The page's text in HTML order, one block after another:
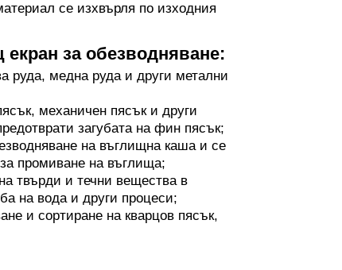
се изхвърля по изходния
за обезводняване:
руда, медна руда и други метални
механичен пясък и други
загубата на фин пясък;
на въглищна каша и се
промиване на въглища;
твърди и течни вещества в
на вода и други процеси;
и сортиране на кварцов пясък,